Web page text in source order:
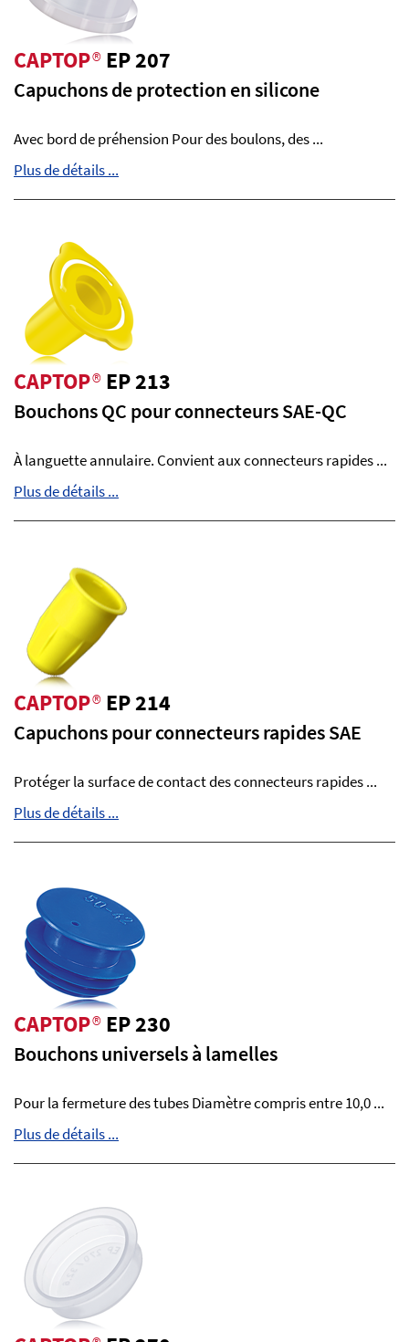
CAPTOP®EP 207
Capuchons de protection en silicone
Avec bord de préhension Pour des boulons, des ...
Plus de détails ...
CAPTOP®EP 213
Bouchons QC pour connecteurs SAE-QC
À languette annulaire. Convient aux connecteurs rapides ...
Plus de détails ...
CAPTOP®EP 214
Capuchons pour connecteurs rapides SAE
Protéger la surface de contact des connecteurs rapides ...
Plus de détails ...
CAPTOP®EP 230
Bouchons universels à lamelles
Pour la fermeture des tubes Diamètre compris entre 10,0 ...
Plus de détails ...